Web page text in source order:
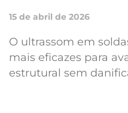
15 de abril de 2026
O ultrassom em
mais eficazes para
estrutural sem